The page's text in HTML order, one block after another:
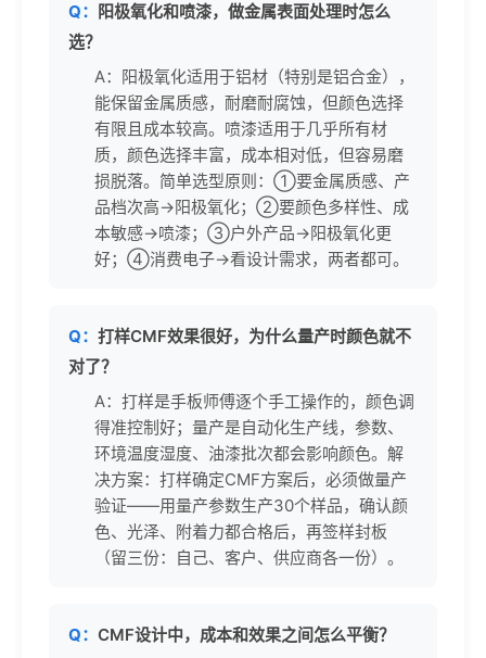
Q： 阳极氧化和喷漆，做金属表面处理时怎么
选？
A：阳极氧化适用于铝材（特别是铝合金），
能保留金属质感，耐磨耐腐蚀，但颜色选择
有限且成本较高。喷漆适用于几乎所有材
质，颜色选择丰富，成本相对低，但容易磨
损脱落。简单选型原则：①要金属质感、产
品档次高→阳极氧化；②要颜色多样性、成
本敏感→喷漆；③户外产品→阳极氧化更
好；④消费电子→看设计需求，两者都可。
Q： 打样CMF效果很好，为什么量产时颜色就不
对了？
A：打样是手板师傅逐个手工操作的，颜色调
得准控制好；量产是自动化生产线，参数、
环境温度湿度、油漆批次都会影响颜色。解
决方案：打样确定CMF方案后，必须做量产
验证——用量产参数生产30个样品，确认颜
色、光泽、附着力都合格后，再签样封板
（留三份：自己、客户、供应商各一份）。
Q： CMF设计中，成本和效果之间怎么平衡？